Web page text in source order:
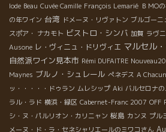
Iode Beau Cuvée Camille François Lemarié ＢＭО
の年ワイン 台湾 ドメーヌ・リヴァトン ブルゴーニ
スポア・ ナカモト ビストロ・シンバ 加賀 ラヴ
Ausone レ・ヴィニュ・ドリヴィエ マルセル
自然派ワイン見本市 Rémi DUFAITRE
Maynes ブルノ・シュレール ぺネデス A
ッ・・・・・ドゥラン ムレシップ Aki バルセロナ
ラル・ラド 横浜・緑区 Cabernet-Franc 2007 OFF
シ・ヌ・パルリオン・カリニャン 桜島 カンヌ プル
メーヌ・ド・ラ・セネシャリエールのミワコさん